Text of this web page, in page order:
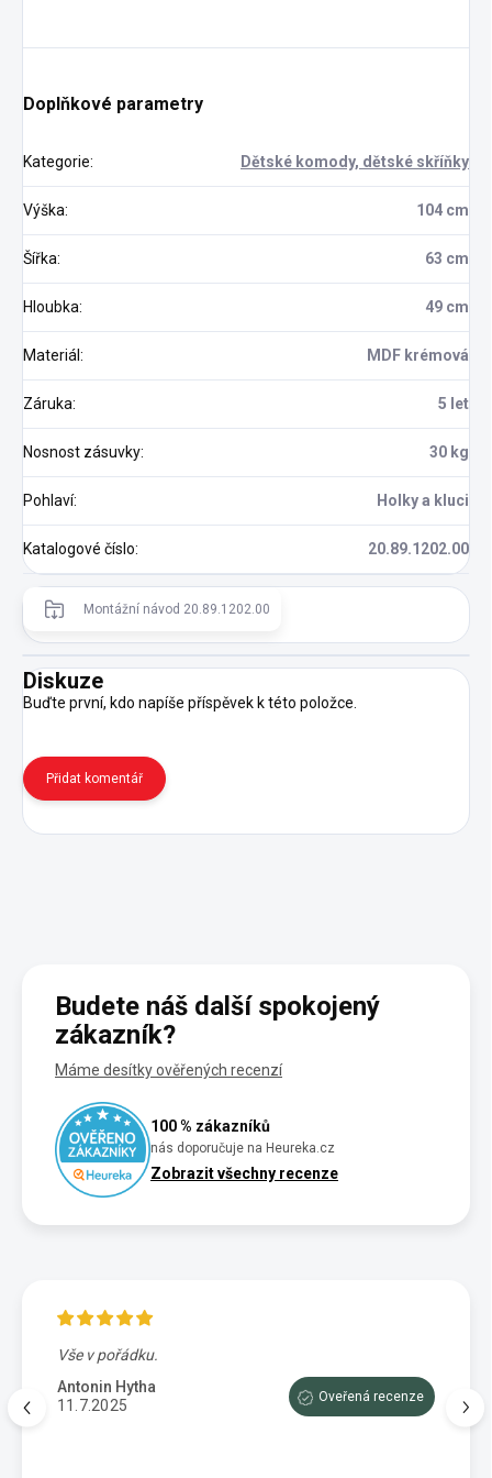
Doplňkové parametry
Kategorie: Dětské komody, dětské skříňky
Výška: 104 cm
Šířka: 63 cm
Hloubka: 49 cm
Materiál: MDF krémová
Záruka: 5 let
Nosnost zásuvky: 30 kg
Pohlaví: Holky a kluci
Katalogové číslo: 20.89.1202.00
Montážní návod 20.89.1202.00
Diskuze
Buďte první, kdo napíše příspěvek k této položce.
Přidat komentář
Budete náš další spokojený
zákazník?
Máme desítky ověřených recenzí
100 % zákazníků
nás doporučuje na Heureka.cz
Zobrazit všechny recenze
Vše v pořádku.
Antonin Hytha
11.7.2025
Oveřená recenze